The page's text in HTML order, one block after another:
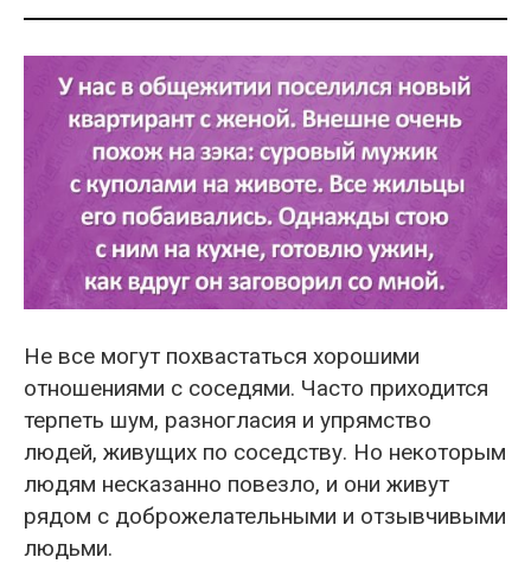
Не все могут похвастаться хорошими
отношениями с соседями. Часто приходится
терпеть шум, разногласия и упрямство
людей, живущих по соседству. Но некоторым
людям несказанно повезло, и они живут
рядом с доброжелательными и отзывчивыми
людьми.